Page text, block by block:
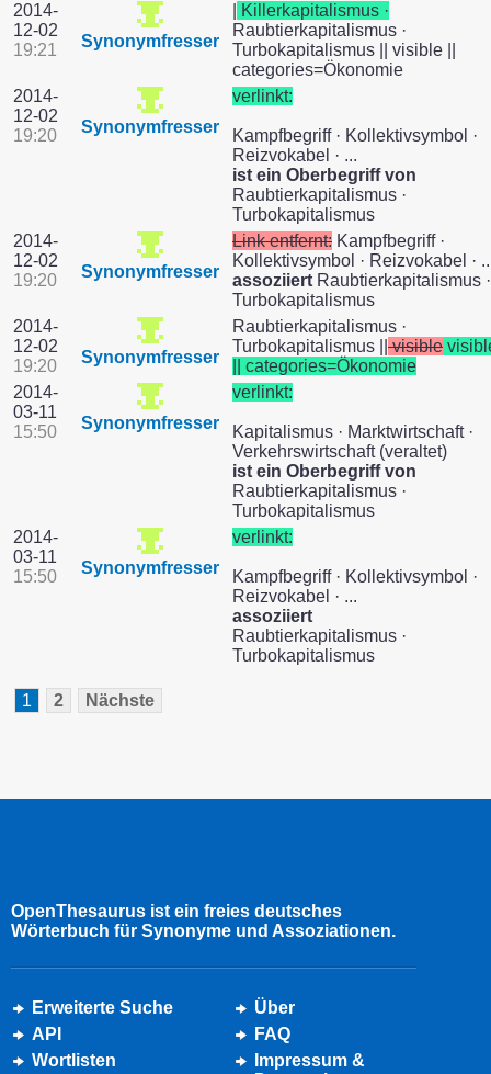
2014-
12-02
19:21
Synonymfresser
Killerkapitalismus ·
Raubtierkapitalismus ·
Turbokapitalismus || visible ||
categories=Ökonomie
2014-
12-02
19:20
Synonymfresser
verlinkt:
Kampfbegriff · Kollektivsymbol ·
Reizvokabel · ...
ist ein Oberbegriff von
Raubtierkapitalismus ·
Turbokapitalismus
2014-
12-02
19:20
Synonymfresser
Link entfernt: Kampfbegriff ·
Kollektivsymbol · Reizvokabel ·
assoziiert Raubtierkapitalismus ·
Turbokapitalismus
2014-
12-02
19:20
Synonymfresser
Raubtierkapitalismus ·
Turbokapitalismus || visible
|| categories=Ökonomie
2014-
03-11
15:50
Synonymfresser
verlinkt:
Kapitalismus · Marktwirtschaft ·
Verkehrswirtschaft (veraltet)
ist ein Oberbegriff von
Raubtierkapitalismus ·
Turbokapitalismus
2014-
03-11
15:50
Synonymfresser
verlinkt:
Kampfbegriff · Kollektivsymbol ·
Reizvokabel · ...
assoziiert
Raubtierkapitalismus ·
Turbokapitalismus
1 2 Nächste
OpenThesaurus ist ein freies deutsches
Wörterbuch für Synonyme und Assoziationen.
Erweiterte Suche
API
Wortlisten
Über
FAQ
Impressum &